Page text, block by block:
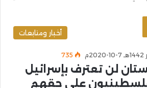
أخبار ومتابعات
735
لن تعترف بإسرائيل
على حقهم